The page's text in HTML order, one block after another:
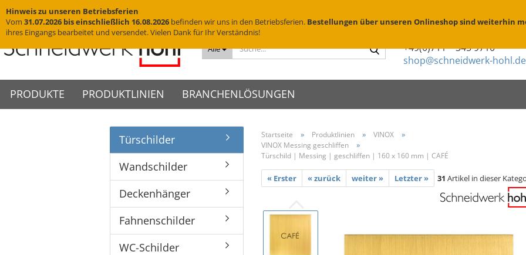
Alle
+49(0)711 – 345 9710
shop@schneidwerk-hohl.de
Hinweis zu unseren Betriebsferien
Vom 31.07.2026 bis einschließlich 16.08.2026 befinden wir uns in den Betriebsferien. Bestellungen über unseren Onlineshop sind weiterhin
ihres Eingangs bearbeitet und versendet. Vielen Dank für Ihr Verständnis!
PRODUKTE
Wandschilder
Fahnenschilder
WC-Schilder
Glasschilder
Edelstahlschilder
Messingschilder
Grabschilder
Sprühschablonen Edelstahl
Brennschablonen für Holz
Montage &
PRODUKTLINIEN
VIGO Wandschilder - Indoor
Outdoor
VIGO Deckenhänger
VIGO Fahnenschilder
VIGO Zubehör
VINOX Edelstahl
VINOX Messing geschliffen
VINOX Messing brüniert
BRANCHENLÖSUNGEN
Praxisschilder
Firmenschilder
Kanzleischilder
Startseite » Produktlinien » VINOX »
VINOX Messing geschliffen »
Türschild | Messing | geschliffen | 160 x 160 mm | CAFÉ
« Erster « zurück weiter » Letzter » 31 Artikel in dieser
Türschilder
Wandschilder
Deckenhänger
Fahnenschilder
WC-Schilder